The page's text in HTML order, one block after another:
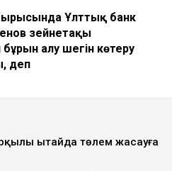
Ұлттық банк
зейнетақы
бұрын алу шегін көтеру
деп
Қытайда төлем жасауға